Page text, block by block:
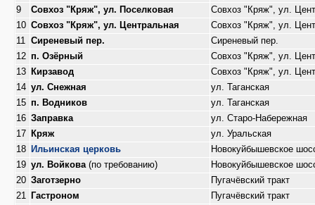
9
Совхоз "Кряж", ул. Поселковая
Совхоз "Кряж", ул.
10 Совхоз "Кряж", ул. Центральная
Совхоз "Кряж", ул.
11
Сиреневый пер.
Сиреневый пер.
12 п. Озёрный
Совхоз "Кряж", ул.
13
Кирзавод
Совхоз "Кряж", ул.
14 ул. Снежная
ул. Таганская
15 п. Водников
ул. Таганская
16 Заправка
ул. Старо-Набережная
17
Кряж
ул. Уральская
18
Ильинская церковь
Новокуйбышевское
19 ул. Войкова (по требованию)
Новокуйбышевское
20 Заготзерно
Пугачёвский тракт
21
Гастроном
Пугачёвский тракт